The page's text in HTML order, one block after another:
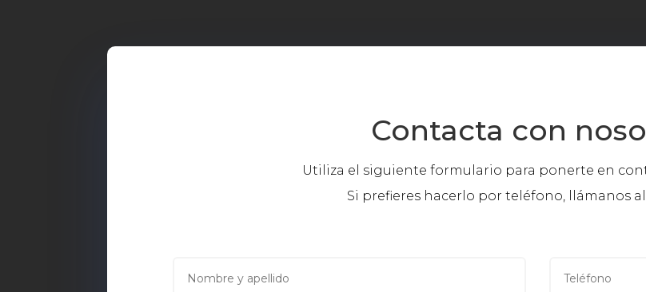
Contacta con
Utiliza el siguiente formulario para ponerte en
Si prefieres hacerlo por teléfono, llámanos al